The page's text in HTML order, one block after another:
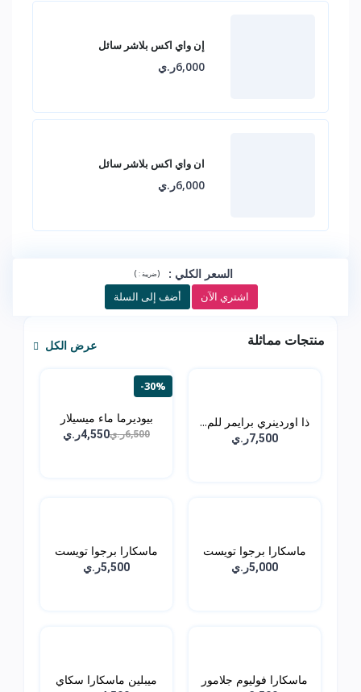
إن واي اكس بلاشر سائل
6,000ر.ي
ان واي اكس بلاشر سائل
6,000ر.ي
السعر الكلي :
(ضريبة :)
اشتري الآن أضف إلى السلة
منتجات مماثلة عرض الكل
ذا اوردينري برايمر للم...
7,500ر.ي
-30%
بيوديرما ماء ميسيلار
من...
6,500ر.ي 4,550ر.ي
ماسكارا برجوا تويست
اب...
5,000ر.ي
ماسكارا برجوا تويست
اب...
5,500ر.ي
ماسكارا فوليوم جلامور
ميبلين ماسكارا سكاي